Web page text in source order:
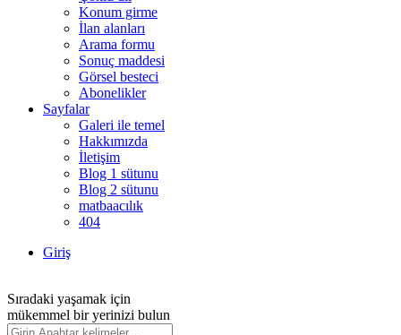
Konum girme
İlan alanları
Arama formu
Sonuç maddesi
Görsel besteci
Abonelikler
Sayfalar
Galeri ile temel
Hakkımızda
İletişim
Blog 1 sütunu
Blog 2 sütunu
matbaacılık
404
Giriş
Sıradaki yaşamak için
mükemmel bir yerinizi bulun